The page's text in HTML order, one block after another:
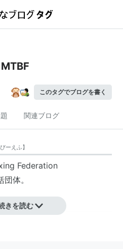
MTBF
このタグでブログを書く
関連ブログ
ーえふ】
Federation
体。
ーびーえふ 】
きを読む